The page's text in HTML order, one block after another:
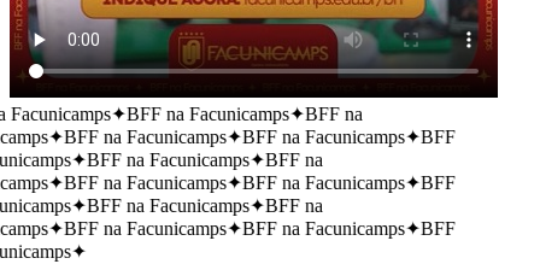
✦BFF na Facunicamps✦BFF na
✦BFF na Facunicamps✦BFF na Facunicamps✦BFF
✦BFF na Facunicamps✦BFF na
✦BFF na Facunicamps✦BFF na Facunicamps✦BFF
✦BFF na Facunicamps✦BFF na
✦BFF na Facunicamps✦BFF na Facunicamps✦BFF
✦